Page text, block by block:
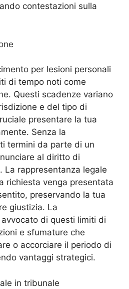
contestazioni sulla
per lesioni personali
di tempo noti come
Questi scadenze variano
e del tipo di
presentare la tua
Senza la
termini da parte di un
al diritto di
La rappresentanza legale
richiesta venga presentata
preservando la tua
giustizia. La
di questi limiti di
e sfumature che
o accorciare il periodo di
vantaggi strategici.
in tribunale